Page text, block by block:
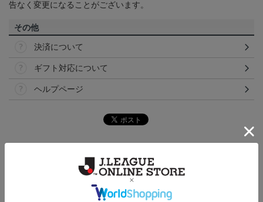
告なく変更になることがございます。
その他
決済について
ギフト対応について
ヘルプページ